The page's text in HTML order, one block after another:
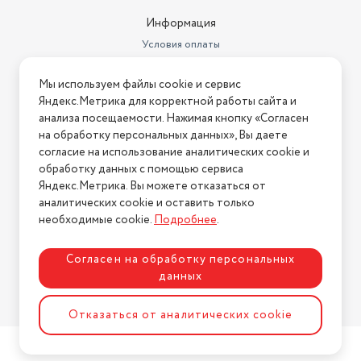
Информация
Условия оплаты
Условия возврата
Нашли ошибку на сайте? Напишите нам
2026 © Интернет-магазин "АстМаркет". У нас есть всё!
Политика конфиденциальности
Разработка сайтаASTDESIGN
Мы используем файлы cookie и сервис
Яндекс.Метрика для корректной работы сайта и
анализа посещаемости. Нажимая кнопку «Согласен
на обработку персональных данных», Вы даете
согласие на использование аналитических cookie и
обработку данных с помощью сервиса
Яндекс.Метрика. Вы можете отказаться от
аналитических cookie и оставить только
необходимые cookie.Подробнее.
Согласен на обработку персональных
данных
Отказаться от аналитических cookie